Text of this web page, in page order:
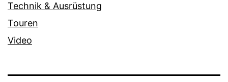
Technik & Ausrüstung
Touren
Video